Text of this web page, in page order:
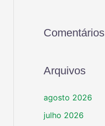
Comentários
Arquivos
agosto 2026
julho 2026